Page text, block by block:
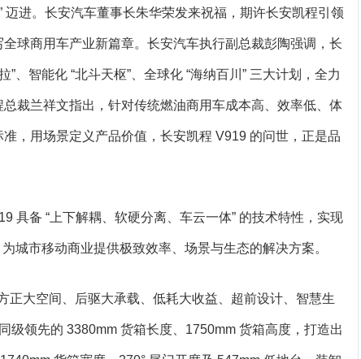
迈进。长安汽车董事长朱华荣发来祝福，期许长安凯程引领
球商用车产业新篇章。长安汽车执行副总裁彭陶强调，长
、智能化 “北斗天枢”、全球化 “海纳百川” 三大计划，全力
裁兰祥文指出，针对传统燃油商用车成本高、效率低、体
，用场景定义产品价值，长安凯程 V919 的问世，正是品
具备 “上下解耦、软硬分离、车云一体” 的技术特性，实现
城市移动商业提供极致效率、场景与生态的解决方案。
正大空间、后驱大承载、低耗大收益、超前设计、智慧生
级领先的 3380mm 货箱长度、1750mm 货箱高度，打造出